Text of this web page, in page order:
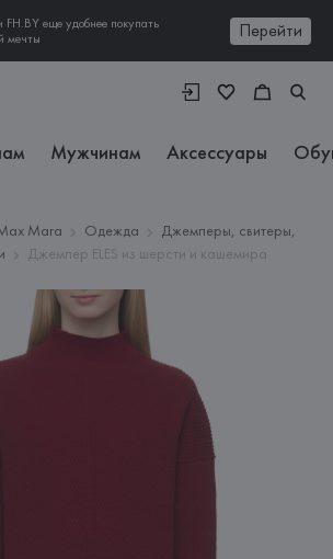
еще удобнее покупать
мечты
Перейти
Мужчинам Аксессуары
Mara Одежда
Джемперы, свитеры,
Джемпер ELES из шерсти и кашемира